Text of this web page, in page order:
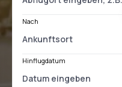
Nach
Hinflugdatum